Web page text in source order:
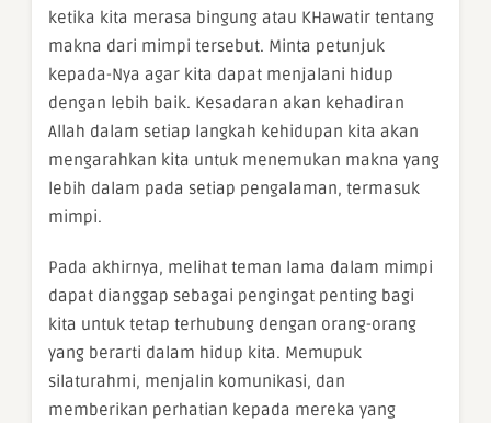
ketika kita merasa bingung atau KHawatir tentang
makna dari mimpi tersebut. Minta petunjuk
kepada-Nya agar kita dapat menjalani hidup
dengan lebih baik. Kesadaran akan kehadiran
Allah dalam setiap langkah kehidupan kita akan
mengarahkan kita untuk menemukan makna yang
lebih dalam pada setiap pengalaman, termasuk
mimpi.
Pada akhirnya, melihat teman lama dalam mimpi
dapat dianggap sebagai pengingat penting bagi
kita untuk tetap terhubung dengan orang-orang
yang berarti dalam hidup kita. Memupuk
silaturahmi, menjalin komunikasi, dan
memberikan perhatian kepada mereka yang